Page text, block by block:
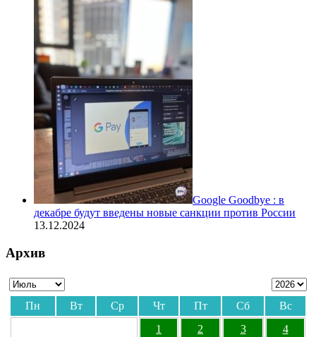
Google Goodbye : в
декабре будут введены новые санкции против России
13.12.2024
Архив
Пн Вт Ср Чт Пт Сб
Вс
1
2 3 4